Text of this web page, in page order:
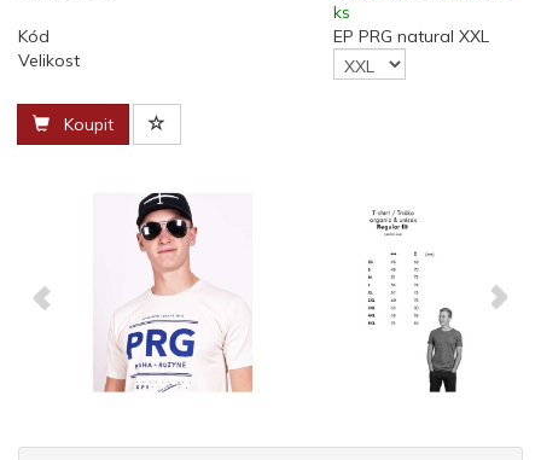
ks
Kód
EP PRG natural XXL
Velikost
Koupit